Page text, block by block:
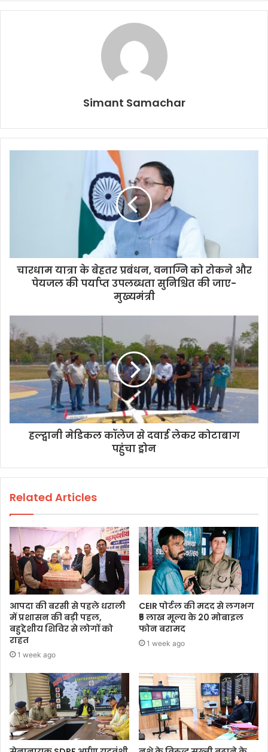
Simant Samachar
चारधाम यात्रा के बेहतर प्रबंधन, वनाग्नि को रोकने और
पेयजल की पर्याप्त उपलब्धता सुनिश्चित की जाए-
मुख्यमंत्री
हल्द्वानी मेडिकल कॉलेज से दवाई लेकर कोटाबाग
पहुंचा ड्रोन
Related Articles
आपदा की बरसी से पहले धराली
में प्रशासन की बड़ी पहल,
बहुद्देशीय शिविर से लोगों को
राहत
1 week ago
CEIR पोर्टल की मदद से लगभग
₹5 लाख मूल्य के 20 मोबाइल
फोन बरामद
1 week ago